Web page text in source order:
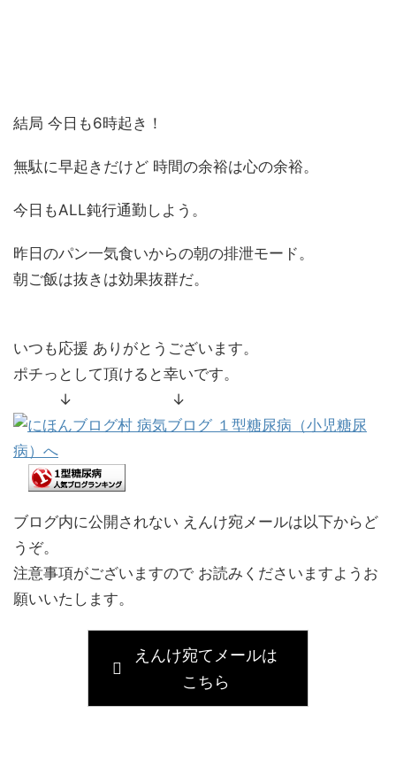
結局 今日も6時起き！
無駄に早起きだけど 時間の余裕は心の余裕。
今日もALL鈍行通勤しよう。
昨日のパン一気食いからの朝の排泄モード。
朝ご飯は抜きは効果抜群だ。
いつも応援 ありがとうございます。
ポチっとして頂けると幸いです。
↓ ↓
ブログ内に公開されない えんけ宛メールは以下からど
うぞ。
注意事項がございますので お読みくださいますようお
願いいたします。
えんけ宛てメールは
こちら